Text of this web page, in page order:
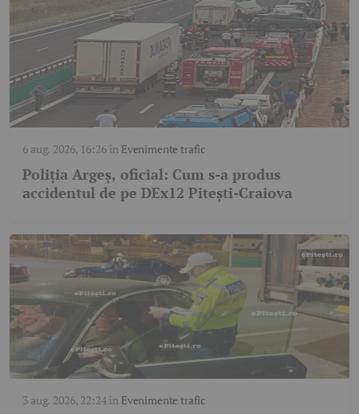
6 aug. 2026, 16:26în Evenimente trafic
Poliția Argeș, oficial: Cum s-a produs
accidentul de pe DEx12 Pitești-Craiova
3 aug. 2026, 22:24în Evenimente trafic